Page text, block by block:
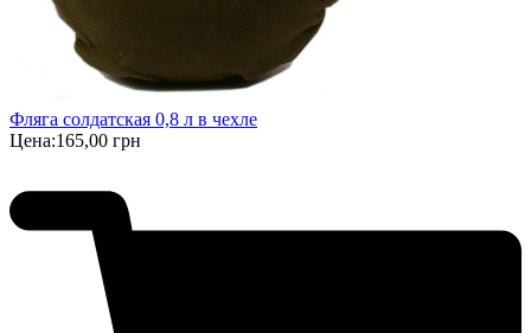
Фляга солдатская 0,8 л в чехле
Цена:165,00 грн